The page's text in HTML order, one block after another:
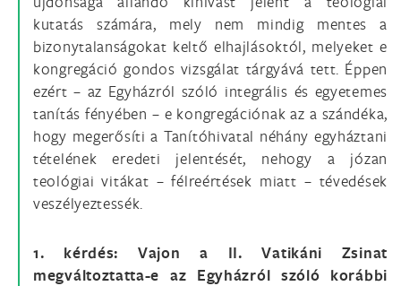
kutatás számára, mely nem mindig mentes a
bizonytalanságokat keltő elhajlásoktól, melyeket e
kongregáció gondos vizsgálat tárgyává tett. Éppen
ezért – az Egyházról szóló integrális és egyetemes
tanítás fényében – e kongregációnak az a szándéka,
hogy megerősíti a Tanítóhivatal néhány egyháztani
tételének eredeti jelentését, nehogy a józan
teológiai vitákat – félreértések miatt – tévedések
veszélyeztessék.
1. kérdés: Vajon a II. Vatikáni Zsinat
megváltoztatta-e az Egyházról szóló korábbi